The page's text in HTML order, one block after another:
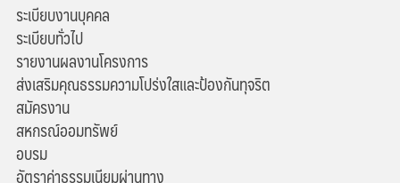
ระเบียบงานบุคคล
ระเบียบทั่วไป
รายงานผลงานโครงการ
ส่งเสริมคุณธรรมความโปร่งใสและป้องกันทุจริต
สมัครงาน
สหกรณ์ออมทรัพย์
อบรม
อัตราค่าธรรมเนียมผ่านทาง